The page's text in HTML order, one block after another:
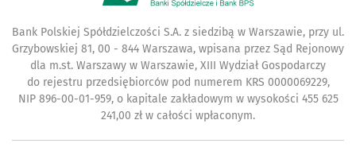
Bank Polskiej Spółdzielczości S.A. z siedzibą w Warszawie, przy ul.
Grzybowskiej 81, 00 - 844 Warszawa, wpisana przez Sąd Rejonowy
dla m.st. Warszawy w Warszawie, XIII Wydział Gospodarczy
do rejestru przedsiębiorców pod numerem KRS 0000069229,
NIP 896-00-01-959, o kapitale zakładowym w wysokości 455 625
241,00 zł w całości wpłaconym.